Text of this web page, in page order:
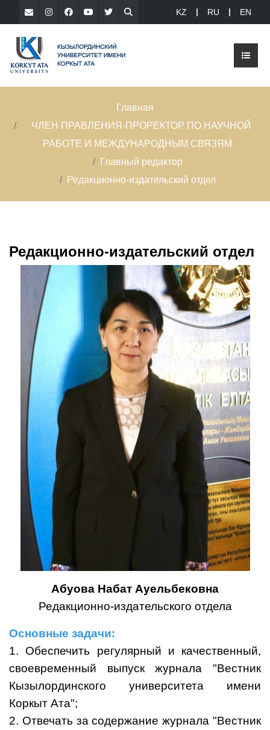
KZ RU EN
Главная
ЧЛЕН ПРАВЛЕНИЯ-ПРОРЕКТОР ПО НАУЧНОЙ
РАБОТЕ И МЕЖДУНАРОДНЫМ СВЯЗЯМ
Главный редактор
Редакционно-издательский отдел
Редакционно-издательский отдел
Абуова Набат Ауельбековна
Редакционно-издательского отдела
Основные задачи:
1. Обеспечить регулярный и качественный,
своевременный выпуск журнала "Вестник
Кызылординского университета имени
Коркыт Ата";
2. Отвечать за содержание журнала "Вестник